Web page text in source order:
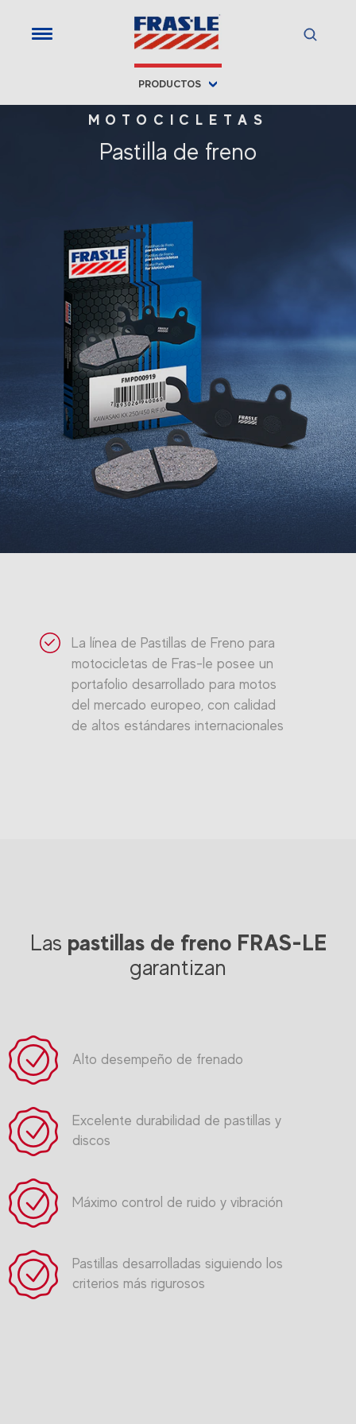
PRODUCTOS
MOTOCICLETAS
Pastilla de freno
La línea de Pastillas de Freno para
motocicletas de Fras-le posee un
portafolio desarrollado para motos
del mercado europeo, con calidad
de altos estándares internacionales
Las pastillas de freno FRAS-LE
garantizan
Alto desempeño de frenado
Excelente durabilidad de pastillas y
discos
Máximo control de ruido y vibración
Pastillas desarrolladas siguiendo los
criterios más rigurosos